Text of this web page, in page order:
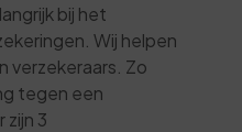
bij het
Wij helpen
verzekeraars. Zo
tegen een
zijn 3